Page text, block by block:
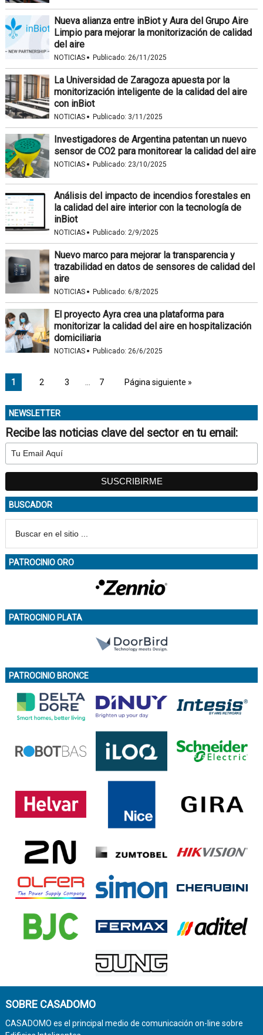
Nueva alianza entre inBiot y Aura del Grupo Aire
Limpio para mejorar la monitorización de calidad
del aire
NOTICIAS · Publicado: 26/11/2025
La Universidad de Zaragoza apuesta por la
monitorización inteligente de la calidad del aire
con inBiot
NOTICIAS · Publicado: 3/11/2025
Investigadores de Argentina patentan un nuevo
sensor de CO2 para monitorear la calidad del aire
NOTICIAS · Publicado: 23/10/2025
Análisis del impacto de incendios forestales en
la calidad del aire interior con la tecnología de
inBiot
NOTICIAS · Publicado: 2/9/2025
Nuevo marco para mejorar la transparencia y
trazabilidad en datos de sensores de calidad del
aire
NOTICIAS · Publicado: 6/8/2025
El proyecto Ayra crea una plataforma para
monitorizar la calidad del aire en hospitalización
domiciliaria
NOTICIAS · Publicado: 26/6/2025
1 2 3 7 Página siguiente »
NEWSLETTER
Recibe las noticias clave del sector en tu email:
BUSCADOR
PATROCINIO ORO
PATROCINIO PLATA
PATROCINIO BRONCE
SOBRE CASADOMO
CASADOMO es el principal medio de comunicación on-line sobre